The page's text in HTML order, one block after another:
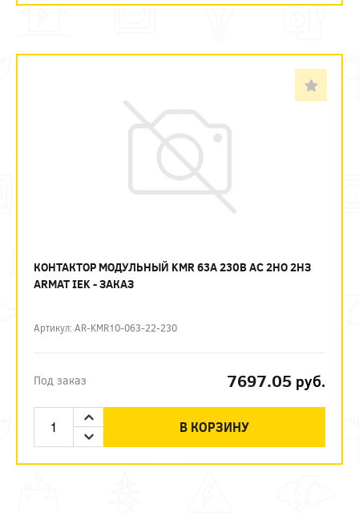
КОНТАКТОР МОДУЛЬНЫЙ KMR 63А 230В AC 2НО 2НЗ
ARMAT IEK - ЗАКАЗ
Артикул: AR-KMR10-063-22-230
Под заказ 7697.05 руб.
В КОРЗИНУ